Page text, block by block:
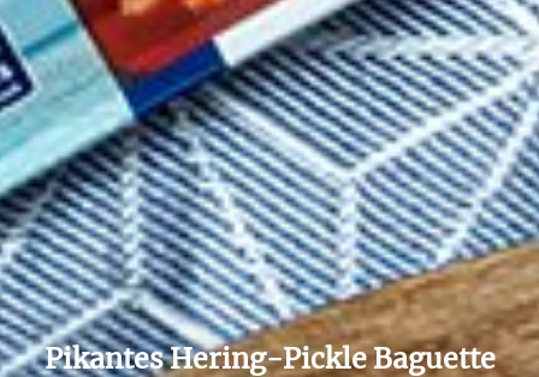
Pikantes Hering-Pickle Baguette